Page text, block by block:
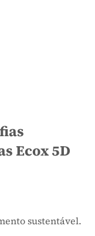
Ecox 5D
sustentável.